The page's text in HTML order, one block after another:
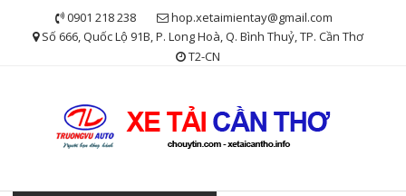
0901 218 238
hop.xetaimientay@gmail.com
Số 666, Quốc Lộ 91B, P. Long Hoà, Q. Bình Thuỷ, TP. Cần Thơ
T2-CN